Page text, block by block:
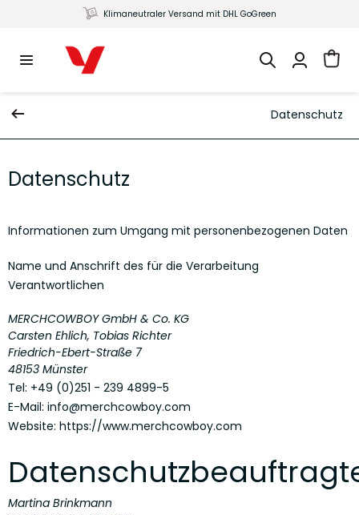
Klimaneutraler Versand mit DHL GoGreen
Datenschutz
Datenschutz
Informationen zum Umgang mit personenbezogenen Daten
Name und Anschrift des für die Verarbeitung
Verantwortlichen
MERCHCOWBOY GmbH & Co. KG
Carsten Ehlich, Tobias Richter
Friedrich-Ebert-Straße 7
48153 Münster
Tel: +49 (0)251 - 239 4899-5
E-Mail: info@merchcowboy.com
Website: https://www.merchcowboy.com
Martina Brinkmann